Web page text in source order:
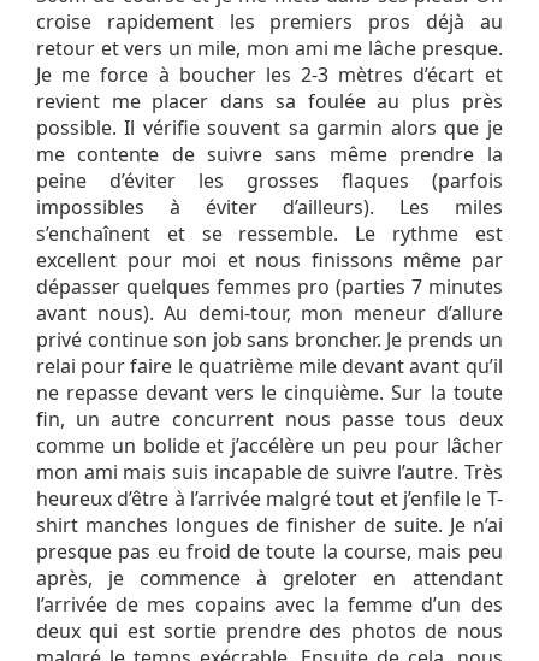
croise rapidement les premiers pros déjà au
retour et vers un mile, mon ami me lâche presque.
Je me force à boucher les 2-3 mètres d’écart et
revient me placer dans sa foulée au plus près
possible. Il vérifie souvent sa garmin alors que je
me contente de suivre sans même prendre la
peine d’éviter les grosses flaques (parfois
impossibles à éviter d’ailleurs). Les miles
s’enchaînent et se ressemble. Le rythme est
excellent pour moi et nous finissons même par
dépasser quelques femmes pro (parties 7 minutes
avant nous). Au demi-tour, mon meneur d’allure
privé continue son job sans broncher. Je prends un
relai pour faire le quatrième mile devant avant qu’il
ne repasse devant vers le cinquième. Sur la toute
fin, un autre concurrent nous passe tous deux
comme un bolide et j’accélère un peu pour lâcher
mon ami mais suis incapable de suivre l’autre. Très
heureux d’être à l’arrivée malgré tout et j’enfile le T-
shirt manches longues de finisher de suite. Je n’ai
presque pas eu froid de toute la course, mais peu
après, je commence à greloter en attendant
l’arrivée de mes copains avec la femme d’un des
deux qui est sortie prendre des photos de nous